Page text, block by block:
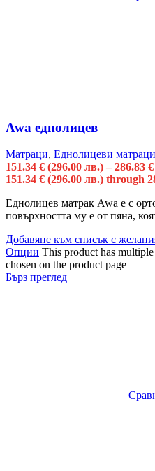
Awa еднолицев
Матраци, Еднолицеви матраци
151.34 € (296.00 лв.) – 286.83 €
151.34 € (296.00 лв.) through
Еднолицев матрак Awa е с
повърхността му e от пяна,
Добавяне към списък с
Опции This product has
chosen on the product page
Бърз преглед